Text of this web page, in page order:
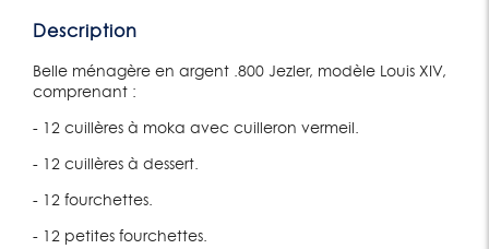
Description
Belle ménagère en argent .800 Jezler, modèle Louis XIV,
comprenant :
- 12 cuillères à moka avec cuilleron vermeil.
- 12 cuillères à dessert.
- 12 fourchettes.
- 12 petites fourchettes.